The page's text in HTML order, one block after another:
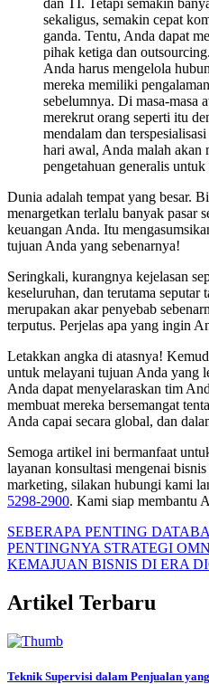
sekaligus, semakin cepat
ganda. Tentu, Anda dapat
pihak ketiga dan
Anda harus mengelola
mereka memiliki
sebelumnya. Di masa-masa
merekrut orang seperti itu
mendalam dan
hari awal, Anda malah akan
pengetahuan generalis
Dunia adalah tempat yang besar.
menargetkan terlalu banyak pasar
keuangan Anda. Itu
tujuan Anda yang sebenarnya!
Seringkali, kurangnya kejelasan
keseluruhan, dan terutama seputar
merupakan akar penyebab
terputus. Perjelas apa yang ingin
Letakkan angka di atasnya!
untuk melayani tujuan Anda yang
Anda dapat menyelaraskan tim
membuat mereka bersemangat
Anda capai secara global, dan
Semoga artikel ini bermanfaat
layanan konsultasi mengenai
marketing, silakan hubungi kami
5298-2900. Kami siap membantu
SEBERAPA PENTING
PENTINGNYA STRATEGI
KEMAJUAN BISNIS DI ERA
Artikel Terbaru
Teknik Supervisi dalam Penjualan